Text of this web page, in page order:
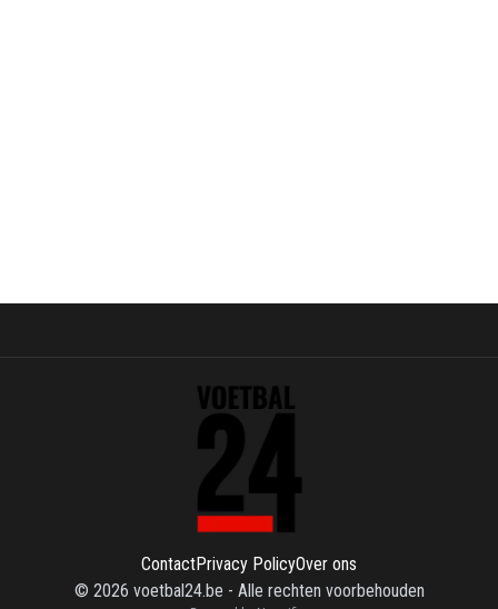
ContactPrivacy PolicyOver ons
© 2026 voetbal24.be - Alle rechten voorbehouden